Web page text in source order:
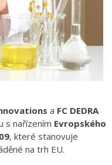
a FC DEDRA
s nařízením Evropského
, které stanovuje
na trh EU.